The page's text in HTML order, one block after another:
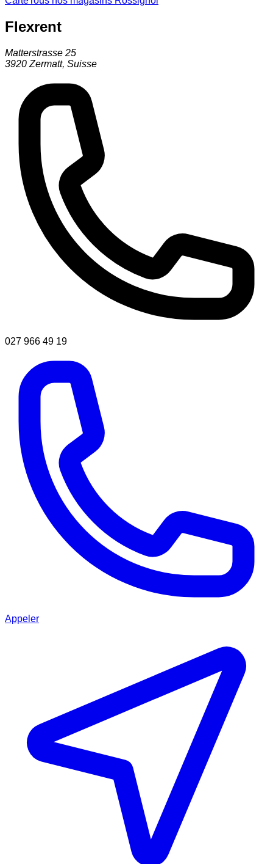
Flexrent
Matterstrasse 25
3920 Zermatt, Suisse
027 966 49 19
Appeler